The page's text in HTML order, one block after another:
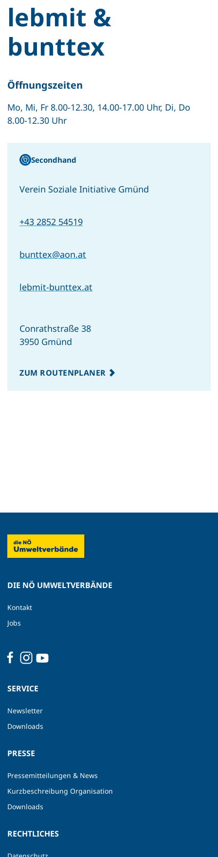
lebmit &
bunttex
Öffnungszeiten
Mo, Mi, Fr 8.00-12.30, 14.00-17.00 Uhr, Di, Do
8.00-12.30 Uhr
Secondhand
Verein Soziale Initiative Gmünd
+43 2852 54519
bunttex@aon.at
lebmit-bunttex.at
Conrathstraße 38
3950 Gmünd
ZUM ROUTENPLANER
DIE NÖ UMWELTVERBÄNDE
Kontakt
Jobs
SERVICE
Newsletter
Downloads
PRESSE
Pressemitteilungen & News
Kurzbeschreibung Organisation
Downloads
RECHTLICHES